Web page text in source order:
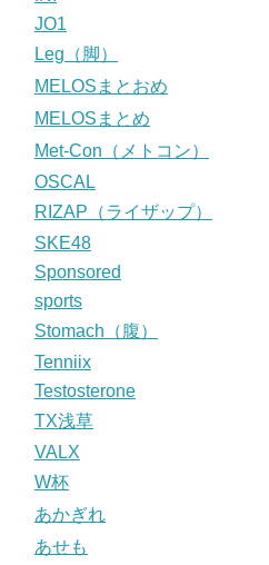
JO1
Leg（脚）
MELOSまとおめ
MELOSまとめ
Met-Con（メトコン）
OSCAL
RIZAP（ライザップ）
SKE48
Sponsored
sports
Stomach（腹）
Tenniix
Testosterone
TX浅草
VALX
W杯
あかぎれ
あせも